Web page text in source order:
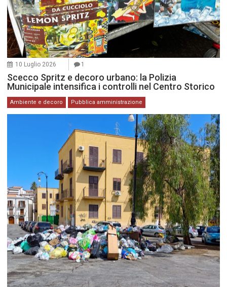
10 Luglio 2026 1
Scecco Spritz e decoro urbano: la Polizia
Municipale intensifica i controlli nel Centro Storico
Ambiente e decoro Pubblica amministrazione